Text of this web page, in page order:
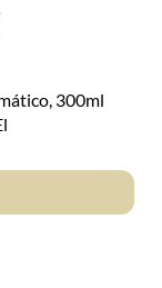
300ml